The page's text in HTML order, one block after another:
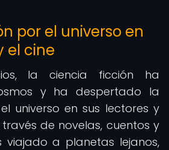
por el universo en
el cine
la ciencia ficción ha
y ha despertado la
universo en sus lectores y
de novelas, cuentos y
viajado a planetas lejanos,